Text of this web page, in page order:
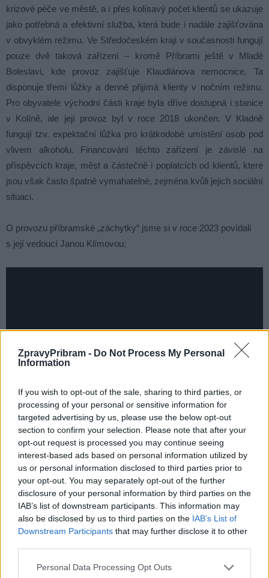
ZpravyPribram - Do Not Process My Personal
Information
If you wish to opt-out of the sale, sharing to third parties, or
processing of your personal or sensitive information for
targeted advertising by us, please use the below opt-out
section to confirm your selection. Please note that after your
opt-out request is processed you may continue seeing
interest-based ads based on personal information utilized by
us or personal information disclosed to third parties prior to
your opt-out. You may separately opt-out of the further
disclosure of your personal information by third parties on the
IAB’s list of downstream participants. This information may
also be disclosed by us to third parties on the IAB’s List of
Downstream Participants that may further disclose it to other
Personal Data Processing Opt Outs
krizové péče ve městě, a i přes kolísavý počet klientů se ukazuje
jako potřebná a efektivní služba, která bude i nadále zajišťována
v obvyklém režimu. Ve Středočeském kraji v současnosti fungují
pouze dvě taková zařízení – kromě Příbrami ještě v Mladé
Boleslavi, kde provoz zajišťuje Klaudiánova nemocnice. Ta
disponuje třemi lůžky a denně přijímá klienty v nočním režimu.
Pro obyvatele východní části kraje byla dříve dostupná i stanice
v Kolíně, ale její provoz byl v roce 2018 ukončen. V Kladně
fungují tzv. expektační lůžka pro krátkodobé umístění osob pod
vlivem alkoholu. Financování těchto zařízení je závislé na
příspěvcích kraje, měst a částečně i poplatcích od klientů, které
jsou však často špatně vymahatelné, zejména kvůli jejich sociální
situaci.
O provozu příbramské „záchytky“ jsme si v roce 2023 povídali
s její vedoucí Janou Klímovou:
Komentáře
TAGY alkohol Centrum sociálních a zdravotních služeb
dotace
Kladno
Mladá Boleslav
Příbram
protialkoholní a protitoxikomanická záchytná stanice
Střeodčeský kraj